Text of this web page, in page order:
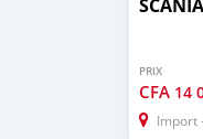
PRIX
CFA 14
Import -